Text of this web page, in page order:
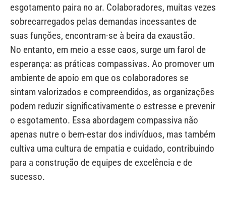
esgotamento paira no ar. Colaboradores, muitas vezes
sobrecarregados pelas demandas incessantes de
suas funções, encontram-se à beira da exaustão.
No entanto, em meio a esse caos, surge um farol de
esperança: as práticas compassivas. Ao promover um
ambiente de apoio em que os colaboradores se
sintam valorizados e compreendidos, as organizações
podem reduzir significativamente o estresse e prevenir
o esgotamento. Essa abordagem compassiva não
apenas nutre o bem-estar dos indivíduos, mas também
cultiva uma cultura de empatia e cuidado, contribuindo
para a construção de equipes de excelência e de
sucesso.